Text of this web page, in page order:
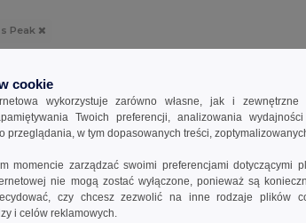
Peak
cookie
wykorzystuje zarówno własne, jak i
Twoich preferencji, analizowania
przeglądania, w tym dopasowanych treści,
momencie zarządzać swoimi preferencjami dotyczącymi
nie mogą zostać wyłączone, ponieważ są
czy chcesz zezwolić na inne rodzaje plików
i celów reklamowych.